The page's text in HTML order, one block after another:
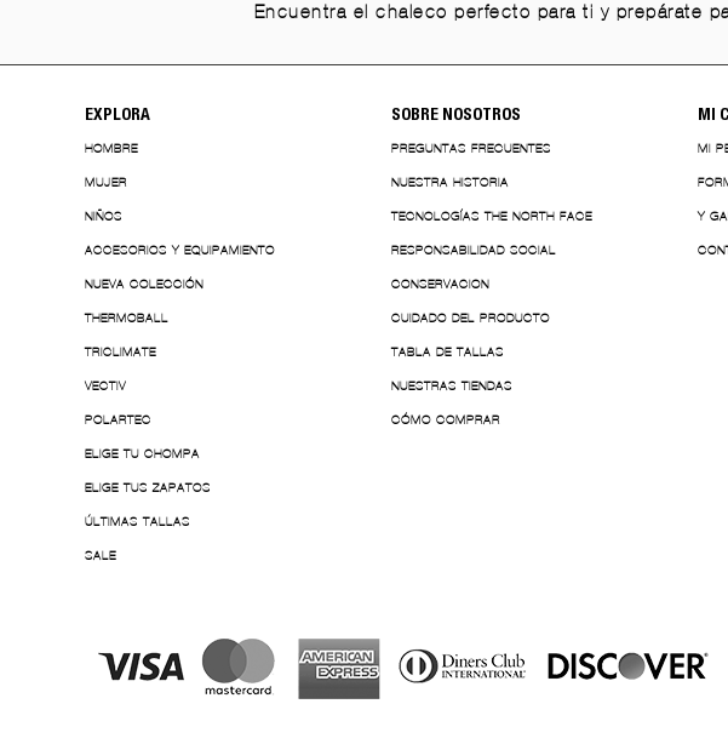
Encuentra el chaleco perfecto para ti y prepárate
EXPLORA
HOMBRE
MUJER
NIÑOS
ACCESORIOS Y EQUIPAMIENTO
NUEVA COLECCIÓN
THERMOBALL
TRICLIMATE
VECTIV
POLARTEC
ELIGE TU CHOMPA
ELIGE TUS ZAPATOS
ÚLTIMAS TALLAS
SALE
SOBRE NOSOTROS
PREGUNTAS FRECUENTES
NUESTRA HISTORIA
TECNOLOGÍAS THE NORTH FACE
RESPONSABILIDAD SOCIAL
CONSERVACION
CUIDADO DEL PRODUCTO
TABLA DE TALLAS
NUESTRAS TIENDAS
CÓMO COMPRAR
MI
MI
Y